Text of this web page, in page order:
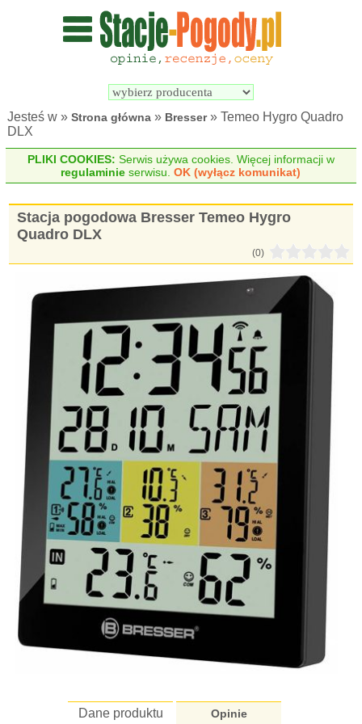
Wyszukiwarka
pogodowych
Jesteś w »Strona główna » Bresser» Temeo Hygro Quadro
DLX
PLIKI COOKIES: Serwis używa cookies. Więcej informacji w
regulaminie serwisu.OK (wyłącz komunikat)
Stacja pogodowa Bresser Temeo Hygro
Quadro DLX
(0)
Dane produktu Opinie